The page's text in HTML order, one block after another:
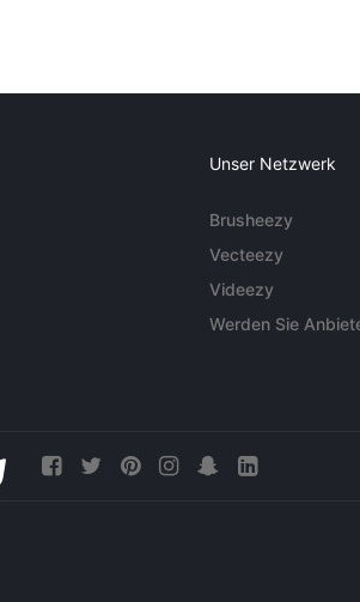
Unser Netzwerk
Brusheezy
Vecteezy
Videezy
Werden Sie